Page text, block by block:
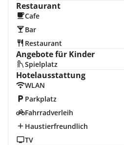
Restaurant
Cafe
Bar
Restaurant
Angebote für Kinder
Spielplatz
Hotelausstattung
WLAN
Parkplatz
Fahrradverleih
Haustierfreundlich
TV